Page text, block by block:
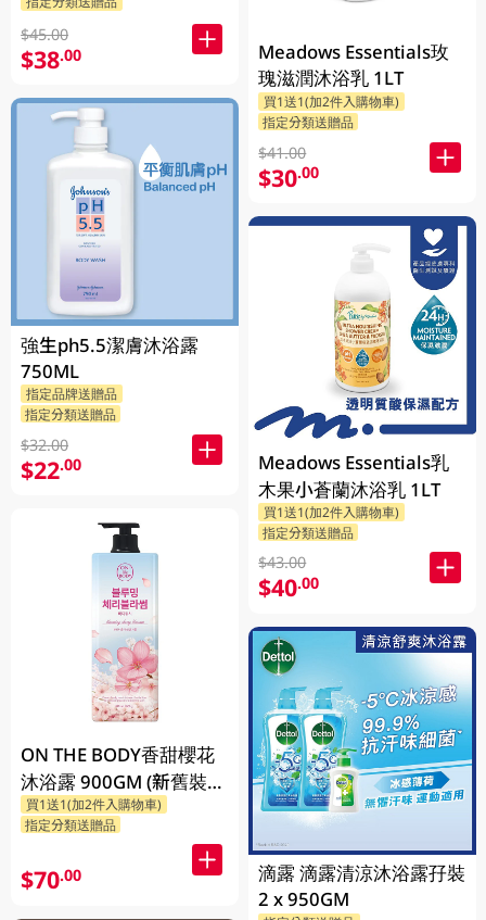
$45.00
$38.00
強生ph5.5潔膚沐浴露
750ML
指定品牌送贈品
指定分類送贈品
$32.00
$22.00
ON THE BODY香甜櫻花
沐浴露 900GM (新舊裝隨
機發貨)
買1送1(加2件入購物車)
指定分類送贈品
$70.00
Meadows Essentials玫
瑰滋潤沐浴乳 1LT
買1送1(加2件入購物車)
指定分類送贈品
$41.00
$30.00
Meadows Essentials乳
木果小蒼蘭沐浴乳 1LT
買1送1(加2件入購物車)
指定分類送贈品
$43.00
$40.00
滴露 滴露清涼沐浴露孖裝
2 x 950GM